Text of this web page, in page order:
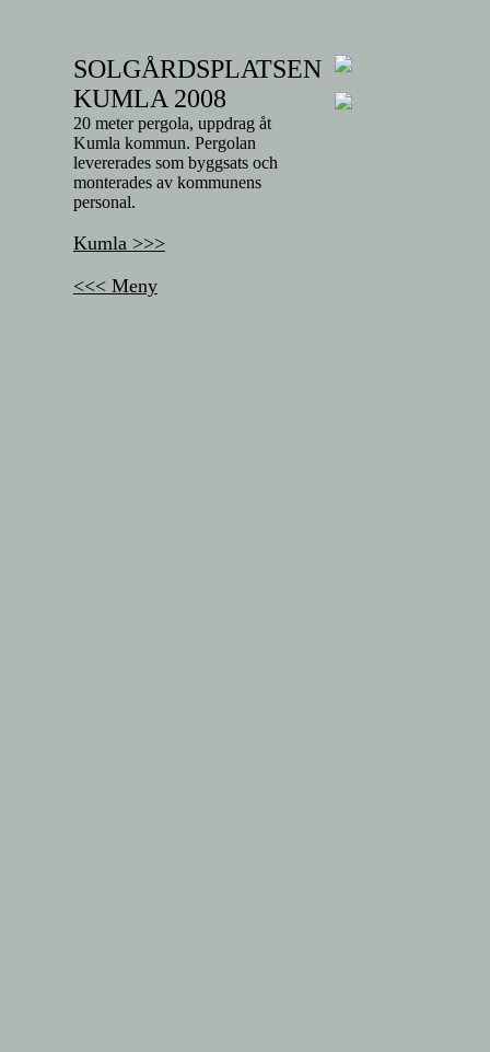
SOLGÅRDSPLATSEN
KUMLA 2008
20 meter pergola, uppdrag åt
Kumla kommun. Pergolan
levererades som byggsats och
monterades av kommunens
personal.
Kumla >>>
<<< Meny